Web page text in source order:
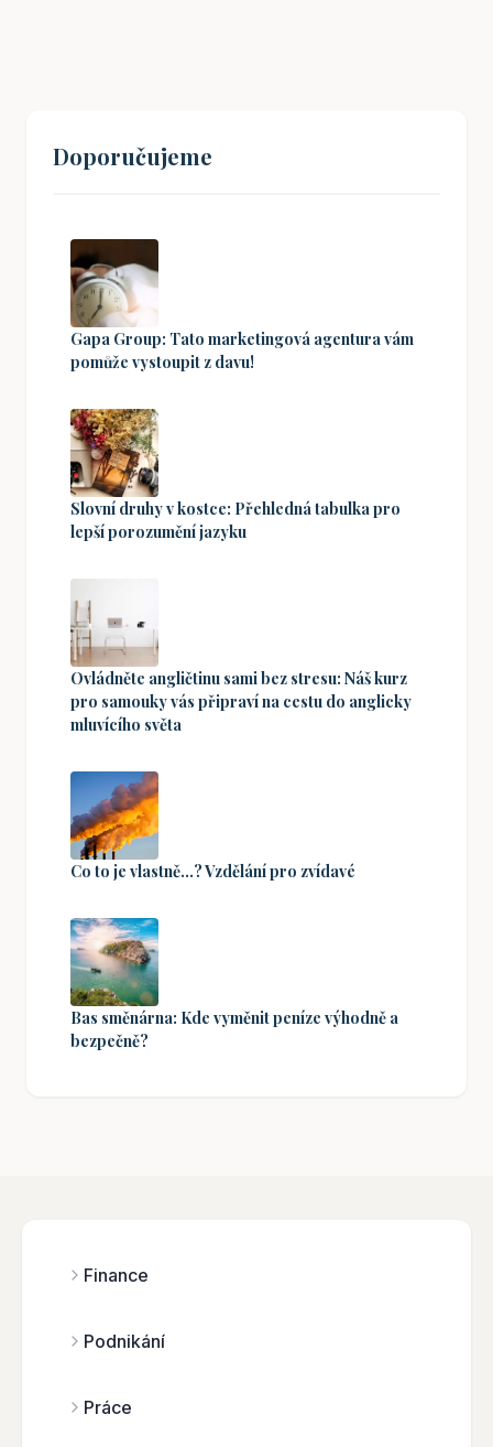
Doporučujeme
Gapa Group: Tato marketingová agentura vám
pomůže vystoupit z davu!
Slovní druhy v kostce: Přehledná tabulka pro
lepší porozumění jazyku
Ovládněte angličtinu sami bez stresu: Náš kurz
pro samouky vás připraví na cestu do anglicky
mluvícího světa
Co to je vlastně...? Vzdělání pro zvídavé
Bas směnárna: Kde vyměnit peníze výhodně a
bezpečně?
Finance
Podnikání
Práce